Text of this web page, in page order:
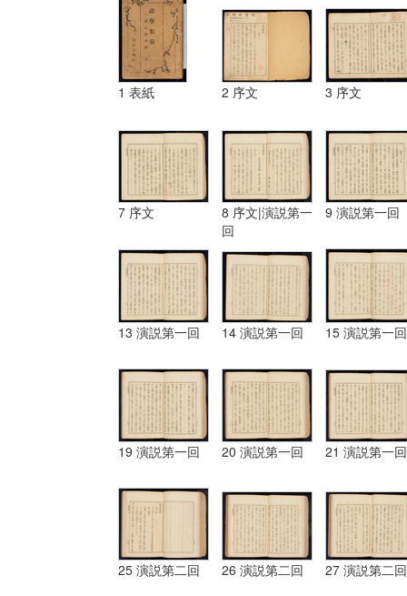
1 表紙 2 序文 3 序文
7 序文
8 序文|演説第一
回
9 演説第一回
13 演説第一回 14 演説第一回 15 演説第一回
19 演説第一回 20 演説第一回 21 演説第一回
25 演説第二回 26 演説第二回 27 演説第二回